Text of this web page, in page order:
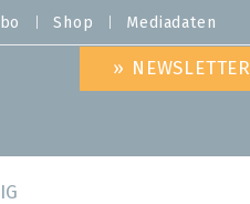
Shop Mediadaten
» NEWSLETTER